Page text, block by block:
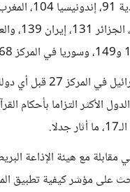
111، مصر
ووضع البحث إسرائيل في
الأكثر التزاما بأحكام
مع هيئة الإذاعة
على مؤشر كيفية تطبيق